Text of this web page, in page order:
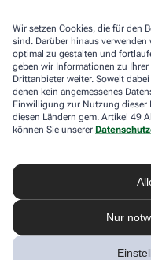
Wir setzen Cookies, die für den
sind. Darüber hinaus
optimal zu gestalten und
geben wir Informationen zu
Drittanbieter weiter. Soweit
denen kein angemessenes
Einwilligung zur Nutzung dieser
diesen Ländern gem. Artikel 49
können Sie unserer
Nur
The user has sent
amount of time.
Ich willige hiermit ein,
von der Alliance